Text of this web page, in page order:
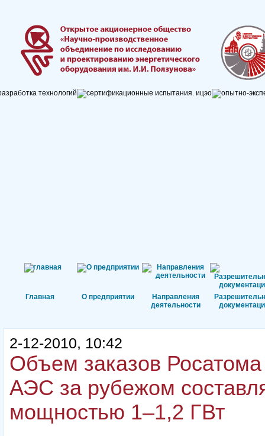
Главная О предприятии
Направления
деятельности
2-12-2010, 10:42
Объем заказов Росатома
АЭС за рубежом
мощностью 1–1,2 ГВт